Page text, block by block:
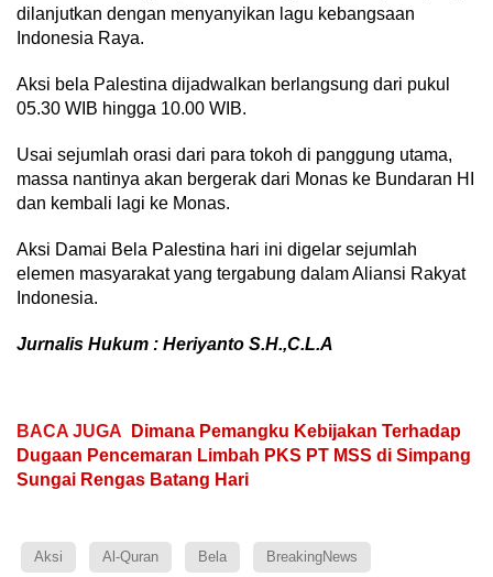
dilanjutkan dengan menyanyikan lagu kebangsaan
Indonesia Raya.
Aksi bela Palestina dijadwalkan berlangsung dari pukul
05.30 WIB hingga 10.00 WIB.
Usai sejumlah orasi dari para tokoh di panggung utama,
massa nantinya akan bergerak dari Monas ke Bundaran HI
dan kembali lagi ke Monas.
Aksi Damai Bela Palestina hari ini digelar sejumlah
elemen masyarakat yang tergabung dalam Aliansi Rakyat
Indonesia.
Jurnalis Hukum : Heriyanto S.H.,C.L.A
BACA JUGA
Dimana Pemangku Kebijakan Terhadap
Dugaan Pencemaran Limbah PKS PT MSS di Simpang
Sungai Rengas Batang Hari
Aksi Al-Quran Bela BreakingNews